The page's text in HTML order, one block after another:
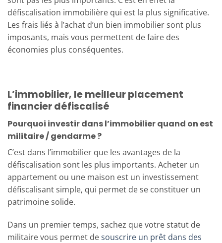
défiscalisation immobilière qui est la plus significative.
Les frais liés à l’achat d’un bien immobilier sont plus
imposants, mais vous permettent de faire des
économies plus conséquentes.
L’immobilier, le meilleur placement
financier défiscalisé
Pourquoi investir dans l’immobilier quand on est
militaire / gendarme ?
C’est dans l’immobilier que les avantages de la
défiscalisation sont les plus importants. Acheter un
appartement ou une maison est un investissement
défiscalisant simple, qui permet de se constituer un
patrimoine solide.
Dans un premier temps, sachez que votre statut de
militaire vous permet desouscrire un prêt dans des